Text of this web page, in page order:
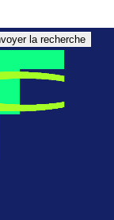
la recherche